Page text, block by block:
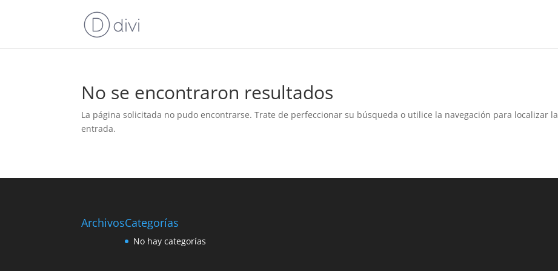
No se encontraron resultados
La página solicitada no pudo encontrarse. Trate de perfeccionar su búsqueda o utilice la navegación para localizar la
entrada.
ArchivosCategorías
No hay categorías